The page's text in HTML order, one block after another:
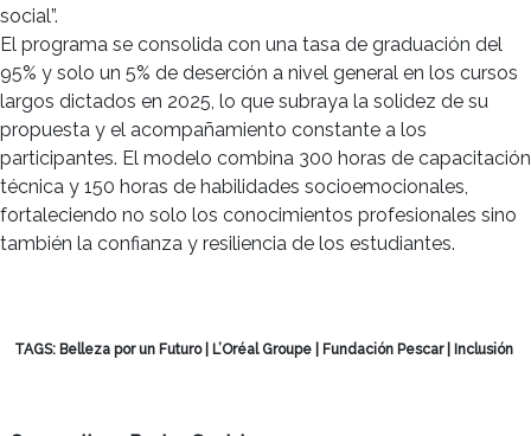
social”.
El programa se consolida con una tasa de graduación del
95% y solo un 5% de deserción a nivel general en los cursos
largos dictados en 2025, lo que subraya la solidez de su
propuesta y el acompañamiento constante a los
participantes. El modelo combina 300 horas de capacitación
técnica y 150 horas de habilidades socioemocionales,
fortaleciendo no solo los conocimientos profesionales sino
también la confianza y resiliencia de los estudiantes.
TAGS: Belleza por un Futuro| L’Oréal Groupe Fundación Pescar| Inclusión